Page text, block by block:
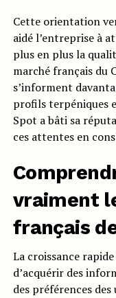
Cette orientation
aidé l’entreprise à
plus en plus la
marché français du
s’informent
profils terpéniques
Spot a bâti sa
ces attentes en
vraiment
français
La croissance
d’acquérir des
des préférences